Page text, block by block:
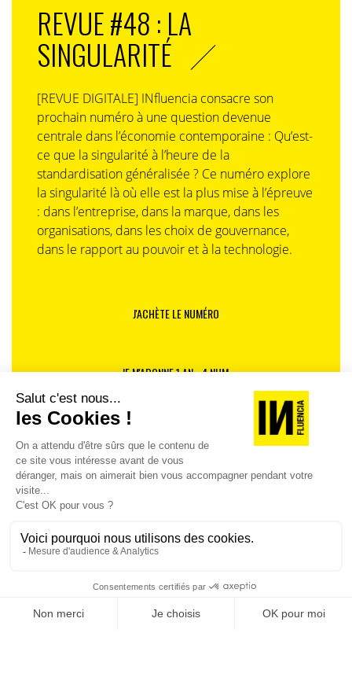
REVUE #48 : LA
SINGULARITÉ
[REVUE DIGITALE] INfluencia consacre son
prochain numéro à une question devenue
centrale dans l’économie contemporaine : Qu’est-
ce que la singularité à l’heure de la
standardisation généralisée ? Ce numéro explore
la singularité là où elle est la plus mise à l’épreuve
: dans l’entreprise, dans la marque, dans les
organisations, dans les choix de gouvernance,
dans le rapport au pouvoir et à la technologie.
J'ACHÈTE LE NUMÉRO
JE M'ABONNE 1 AN - 4 NUM.
JE DÉCOUVRE LES NUMÉROS PRÉCÉDENTS
Je suis déjà abonné(e) :je consulte la revue en